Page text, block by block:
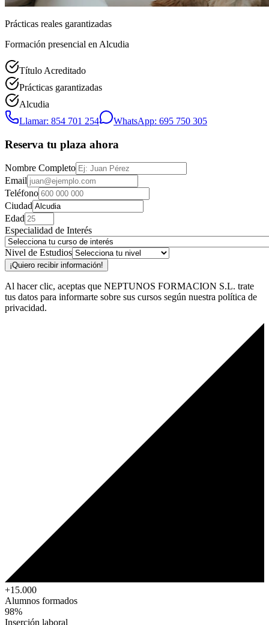
Prácticas reales garantizadas
Formación presencial en Alcudia
Título Acreditado
Prácticas garantizadas
Alcudia
Llamar: 854 701 254
WhatsApp: 695 750 305
Reserva tu plaza ahora
Nombre Completo
Email
Teléfono
Ciudad
Edad
Especialidad de Interés
Nivel de Estudios
¡Quiero recibir información!
Al hacer clic, aceptas que NEPTUNOS FORMACION S.L. trate
tus datos para informarte sobre sus cursos según nuestra política de
privacidad.
+15.000
Alumnos formados
98%
Inserción laboral